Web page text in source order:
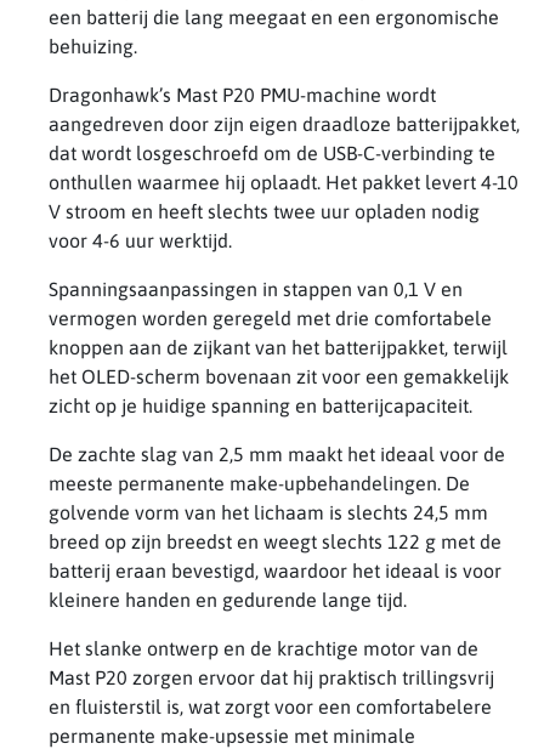
een batterij die lang meegaat en een ergonomische
behuizing.
Dragonhawk’s Mast P20 PMU-machine wordt
aangedreven door zijn eigen draadloze batterijpakket,
dat wordt losgeschroefd om de USB-C-verbinding te
onthullen waarmee hij oplaadt. Het pakket levert 4-10
V stroom en heeft slechts twee uur opladen nodig
voor 4-6 uur werktijd.
Spanningsaanpassingen in stappen van 0,1 V en
vermogen worden geregeld met drie comfortabele
knoppen aan de zijkant van het batterijpakket, terwijl
het OLED-scherm bovenaan zit voor een gemakkelijk
zicht op je huidige spanning en batterijcapaciteit.
De zachte slag van 2,5 mm maakt het ideaal voor de
meeste permanente make-upbehandelingen. De
golvende vorm van het lichaam is slechts 24,5 mm
breed op zijn breedst en weegt slechts 122 g met de
batterij eraan bevestigd, waardoor het ideaal is voor
kleinere handen en gedurende lange tijd.
Het slanke ontwerp en de krachtige motor van de
Mast P20 zorgen ervoor dat hij praktisch trillingsvrij
en fluisterstil is, wat zorgt voor een comfortabelere
permanente make-upsessie met minimale